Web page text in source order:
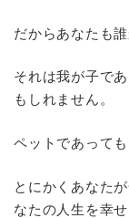
だからあなたも
それは我が子で
もしれません。
ペットであっても
とにかくあなた
なたの人生を幸